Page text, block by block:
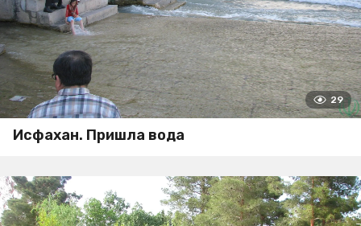
29
Исфахан. Пришла вода